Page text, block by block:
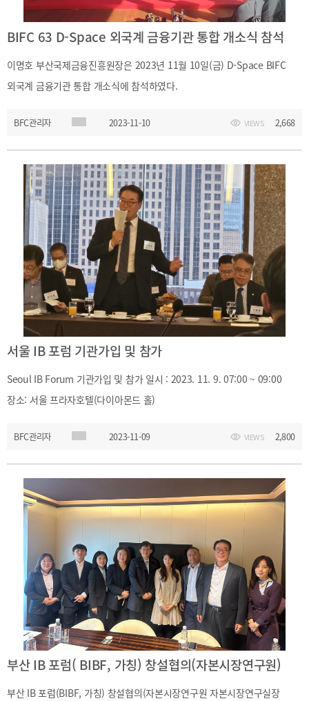
BIFC 63 D-Space 외국계 금융기관 통합 개소식 참석
이명호 부산국제금융진흥원장은 2023년 11월 10일(금) D-Space BIFC
외국계 금융기관 통합 개소식에 참석하였다.
BFC관리자 2023-11-10 VIEWS 2,668
서울 IB 포럼 기관가입 및 참가
Seoul IB Forum 기관가입 및 참가 일시 : 2023. 11. 9. 07:00 ~ 09:00
장소: 서울 프라자호텔(다이아몬드 홀)
BFC관리자 2023-11-09 VIEWS 2,800
부산 IB 포럼( BIBF, 가칭) 창설협의(자본시장연구원)
부산 IB 포럼(BIBF, 가칭) 창설협의(자본시장연구원 자본시장연구실장